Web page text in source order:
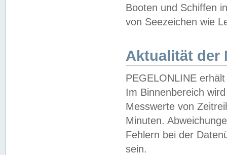
Booten und Schiffen
von Seezeichen wie
Aktualität der
PEGELONLINE
Im Binnenbereich
Messwerte von
Minuten.
Fehlern bei der
sein.